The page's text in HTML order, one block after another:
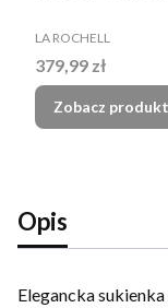
PRODUCENT
LA ROCHELL
Cena
379,99 zł
Zobacz produkt
Opis
Elegancka